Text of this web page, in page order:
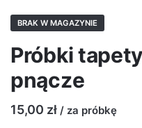
BRAK W MAGAZYNIE
Próbki
pnącze
15,00 zł / za próbkę